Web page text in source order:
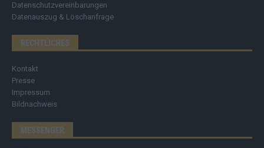
Datenschutzvereinbarungen
Datenauszug & Löschanfrage
RECHTLICHES
Kontakt
Presse
Impressum
Bildnachweis
MESSENGER